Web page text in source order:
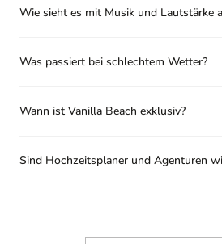
Wie sieht es mit Musik und Lautstärke
Was passiert bei schlechtem Wetter?
Wann ist Vanilla Beach exklusiv?
Sind Hochzeitsplaner und Agenturen